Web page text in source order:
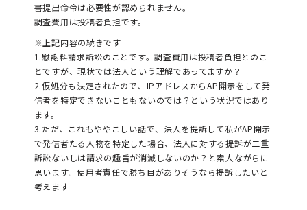
書提出命令は必要性が認められません。
調査費用は投稿者負担です。
※上記内容の続きです
1.慰謝料請求訴訟のことです。調査費用は投稿者負担とのこ
とですが、現状では法人という理解であってますか？
2.仮処分も決定されたので、IPアドレスからAP開示をして発
信者を特定できないこともないのでは？という状況ではあり
ます。
3.ただ、これもややこしい話で、法人を提訴して私がAP開示
で発信者たる人物を特定した場合、法人に対する提訴が二重
訴訟ないしは請求の趣旨が消滅しないのか？と素人ながらに
思います。使用者責任で勝ち目がありそうなら提訴したいと
考えます